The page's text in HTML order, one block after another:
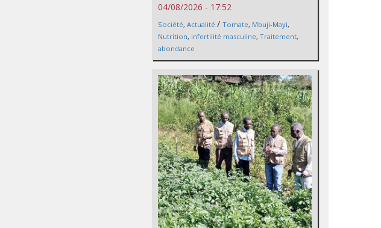
04/08/2026 - 17:52
Société, Actualité / Tomate, Mbuji-Mayi,
Nutrition, infertilité masculine, Traitement,
abondance